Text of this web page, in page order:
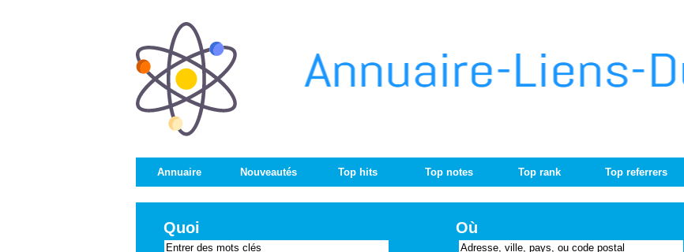
Annuaire Nouveautés Top hits Top notes Top rank Top referrers
Quoi Où